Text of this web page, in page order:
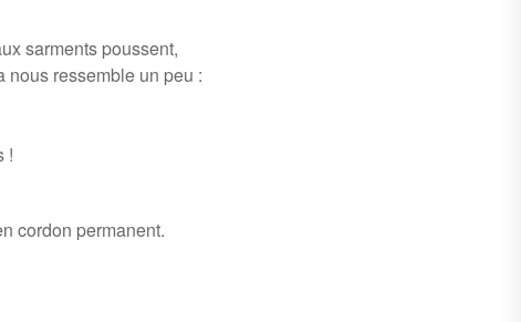
sarments poussent,
ressemble un peu :
!
cordon permanent.